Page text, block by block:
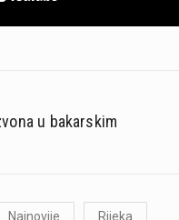
u bakarskim
Najnovije Rijeka